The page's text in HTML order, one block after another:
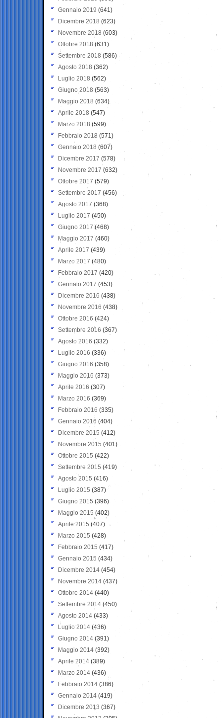
Gennaio 2019 (641)
Dicembre 2018 (623)
Novembre 2018 (603)
Ottobre 2018 (631)
Settembre 2018 (586)
Agosto 2018 (362)
Luglio 2018 (562)
Giugno 2018 (563)
Maggio 2018 (634)
Aprile 2018 (547)
Marzo 2018 (599)
Febbraio 2018 (571)
Gennaio 2018 (607)
Dicembre 2017 (578)
Novembre 2017 (632)
Ottobre 2017 (579)
Settembre 2017 (456)
Agosto 2017 (368)
Luglio 2017 (450)
Giugno 2017 (468)
Maggio 2017 (460)
Aprile 2017 (439)
Marzo 2017 (480)
Febbraio 2017 (420)
Gennaio 2017 (453)
Dicembre 2016 (438)
Novembre 2016 (438)
Ottobre 2016 (424)
Settembre 2016 (367)
Agosto 2016 (332)
Luglio 2016 (336)
Giugno 2016 (358)
Maggio 2016 (373)
Aprile 2016 (307)
Marzo 2016 (369)
Febbraio 2016 (335)
Gennaio 2016 (404)
Dicembre 2015 (412)
Novembre 2015 (401)
Ottobre 2015 (422)
Settembre 2015 (419)
Agosto 2015 (416)
Luglio 2015 (387)
Giugno 2015 (396)
Maggio 2015 (402)
Aprile 2015 (407)
Marzo 2015 (428)
Febbraio 2015 (417)
Gennaio 2015 (434)
Dicembre 2014 (454)
Novembre 2014 (437)
Ottobre 2014 (440)
Settembre 2014 (450)
Agosto 2014 (433)
Luglio 2014 (436)
Giugno 2014 (391)
Maggio 2014 (392)
Aprile 2014 (389)
Marzo 2014 (436)
Febbraio 2014 (386)
Gennaio 2014 (419)
Dicembre 2013 (367)